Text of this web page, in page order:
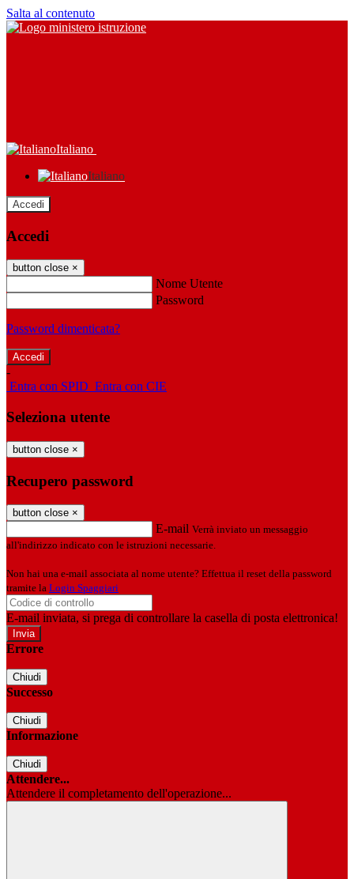
Salta al contenuto
Italiano
Italiano
Accedi
Accedi
button close ×
Nome Utente
Password
Password dimenticata?
-
Entra con SPID Entra con CIE
Seleziona utente
button close ×
Recupero password
button close ×
E-mail Verrà inviato un messaggio
all'indirizzo indicato con le istruzioni necessarie.
Non hai una e-mail associata al nome utente? Effettua il reset della password
tramite la Login Spaggiari
E-mail inviata, si prega di controllare la casella di posta elettronica!
Errore
Chiudi
Successo
Chiudi
Informazione
Chiudi
Attendere...
Attendere il completamento dell'operazione...